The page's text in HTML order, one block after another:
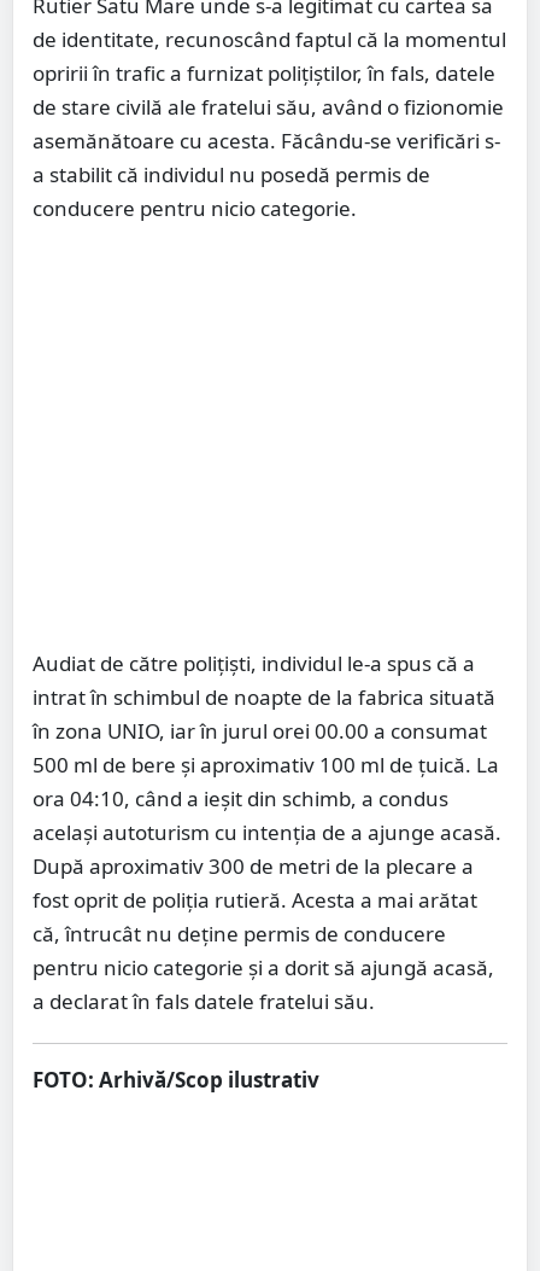
de identitate, recunoscând faptul că la momentul
opririi în trafic a furnizat polițiștilor, în fals, datele
de stare civilă ale fratelui său, având o fizionomie
asemănătoare cu acesta. Făcându-se verificări s-
a stabilit că individul nu posedă permis de
conducere pentru nicio categorie.
Audiat de către polițiști, individul le-a spus că a
intrat în schimbul de noapte de la fabrica situată
în zona UNIO, iar în jurul orei 00.00 a consumat
500 ml de bere și aproximativ 100 ml de țuică. La
ora 04:10, când a ieșit din schimb, a condus
același autoturism cu intenția de a ajunge acasă.
După aproximativ 300 de metri de la plecare a
fost oprit de poliția rutieră. Acesta a mai arătat
că, întrucât nu deține permis de conducere
pentru nicio categorie și a dorit să ajungă acasă,
a declarat în fals datele fratelui său.
FOTO: Arhivă/Scop ilustrativ